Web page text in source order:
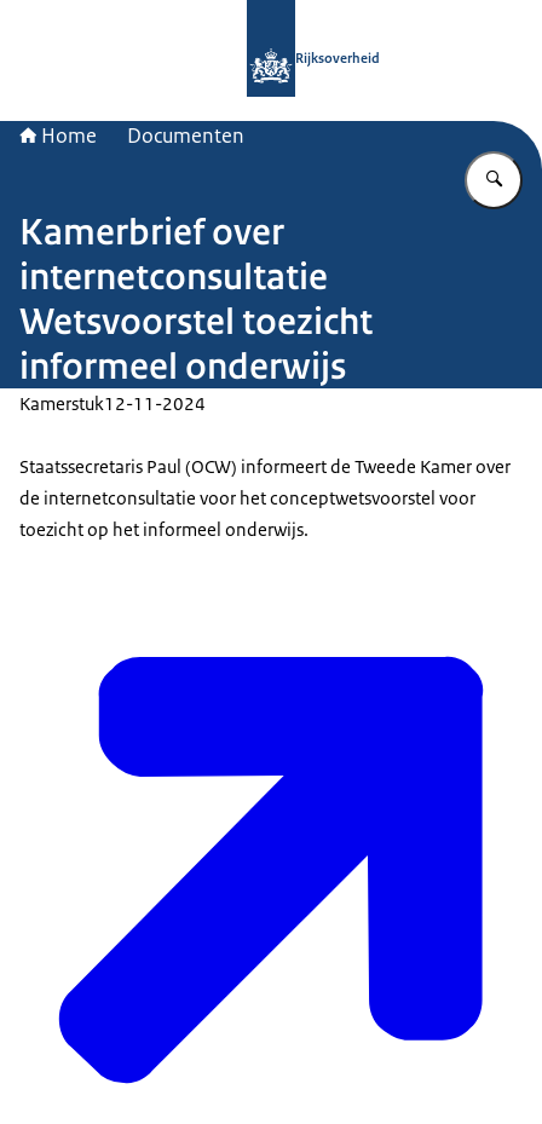
Rijksoverheid
Home Documenten
Kamerbrief over
internetconsultatie
Wetsvoorstel toezicht
informeel onderwijs
Kamerstuk12-11-2024
Staatssecretaris Paul (OCW) informeert de Tweede Kamer over
de internetconsultatie voor het conceptwetsvoorstel voor
toezicht op het informeel onderwijs.